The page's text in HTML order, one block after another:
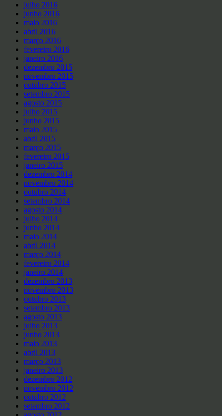
julho 2016
junho 2016
maio 2016
abril 2016
março 2016
fevereiro 2016
janeiro 2016
dezembro 2015
novembro 2015
outubro 2015
setembro 2015
agosto 2015
julho 2015
junho 2015
maio 2015
abril 2015
março 2015
fevereiro 2015
janeiro 2015
dezembro 2014
novembro 2014
outubro 2014
setembro 2014
agosto 2014
julho 2014
junho 2014
maio 2014
abril 2014
março 2014
fevereiro 2014
janeiro 2014
dezembro 2013
novembro 2013
outubro 2013
setembro 2013
agosto 2013
julho 2013
junho 2013
maio 2013
abril 2013
março 2013
janeiro 2013
dezembro 2012
novembro 2012
outubro 2012
setembro 2012